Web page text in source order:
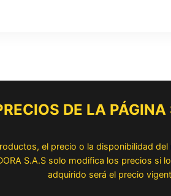
DE LA
el precio o la disponibilidad
S.A.S solo modifica los precios
adquirido será el precio